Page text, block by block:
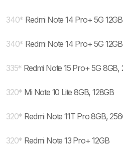
340* Redmi Note 14 Pro+ 5G
340* Redmi Note 14 Pro+ 5G
335* Redmi Note 15 Pro+ 5G 8GB,
320* Mi Note 10 Lite 8GB, 128GB
320* Redmi Note 11T Pro 8GB,
320* Redmi Note 13 Pro+ 12GB